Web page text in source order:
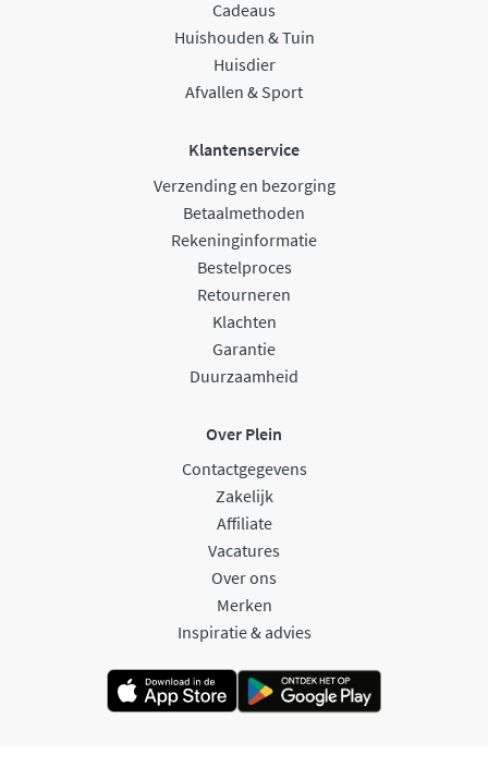
Cadeaus
Huishouden & Tuin
Huisdier
Afvallen & Sport
Klantenservice
Verzending en bezorging
Betaalmethoden
Rekeninginformatie
Bestelproces
Retourneren
Klachten
Garantie
Duurzaamheid
Over Plein
Contactgegevens
Zakelijk
Affiliate
Vacatures
Over ons
Merken
Inspiratie & advies